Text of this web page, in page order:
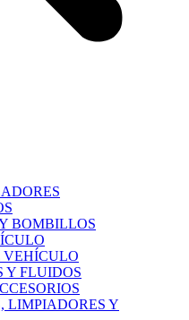
BOMBILLOS
VEHÍCULO
Y FLUIDOS
LIMPIADORES Y